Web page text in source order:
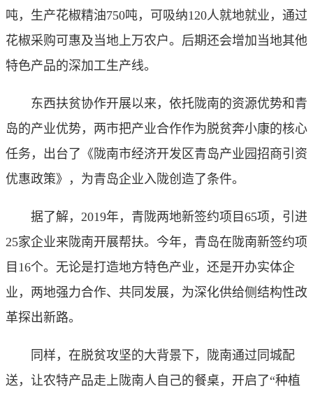
吨，生产花椒精油750吨，可吸纳120人就地就业，通过
花椒采购可惠及当地上万农户。后期还会增加当地其他
特色产品的深加工生产线。
东西扶贫协作开展以来，依托陇南的资源优势和青
岛的产业优势，两市把产业合作作为脱贫奔小康的核心
任务，出台了《陇南市经济开发区青岛产业园招商引资
优惠政策》，为青岛企业入陇创造了条件。
据了解，2019年，青陇两地新签约项目65项，引进
25家企业来陇南开展帮扶。今年，青岛在陇南新签约项
目16个。无论是打造地方特色产业，还是开办实体企
业，两地强力合作、共同发展，为深化供给侧结构性改
革探出新路。
同样，在脱贫攻坚的大背景下，陇南通过同城配
送，让农特产品走上陇南人自己的餐桌，开启了“种植